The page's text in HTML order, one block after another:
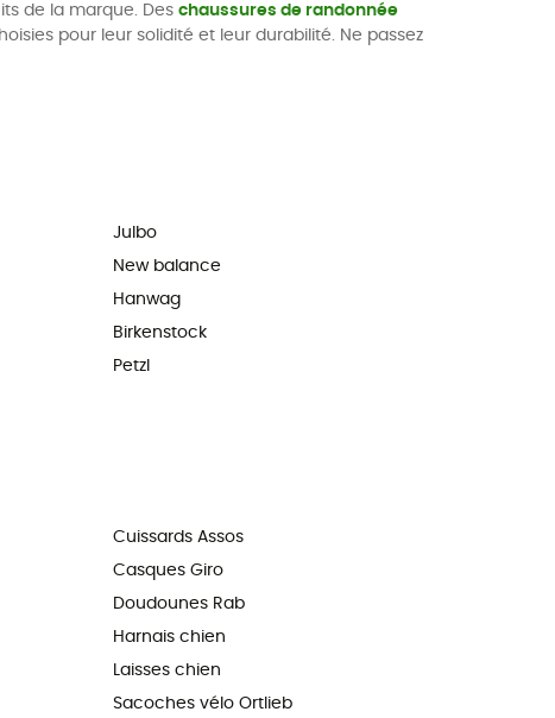
de la marque. Des chaussures de randonnée
pour leur solidité et leur durabilité. Ne passez
Julbo
New balance
Hanwag
Birkenstock
Petzl
Cuissards Assos
Casques Giro
Doudounes Rab
Harnais chien
Laisses chien
Sacoches vélo Ortlieb